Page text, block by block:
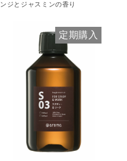
ンジとジャスミンの香り
定期購入